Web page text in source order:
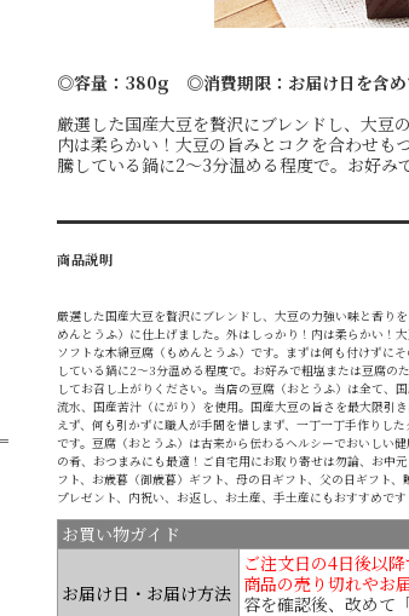
◎容量：380g ◎消費期限：お届け日を含め
厳選した国産大豆を贅沢にブレンドし、大豆
内は柔らかい！大豆の旨みとコクを合わせも
騰している鍋に2～3分温める程度で。お好み
商品説明
厳選した国産大豆を贅沢にブレンドし、大豆の力強い味と香り
めんとうふ）に仕上げました。外はしっかり！内は柔らかい！大
ソフトな木綿豆腐（もめんとうふ）です。まずは何も付けずに
している鍋に2～3分温める程度で。お好みで粗塩または豆腐の
してお召し上がりください。当店の豆腐（おとうふ）は全て、
流水、国産苦汁（にがり）を使用。国産大豆の旨さを最大限引
えず、何も引かずに職人が手間を惜しまず、一丁一丁手作りした
です。豆腐（おとうふ）は古来から伝わるヘルシーでおいしい
の肴、おつまみにも最適！ご自宅用にお取り寄せは勿論、お中
フト、お歳暮（御歳暮）ギフト、母の日ギフト、父の日ギフト
プレゼント、内祝い、お返し、お土産、手土産にもおすすめです
お買い物ガイド
お届け日・お届け方法
ご注文日の4日後以
商品の売り切れやお
容を確認後、改めて